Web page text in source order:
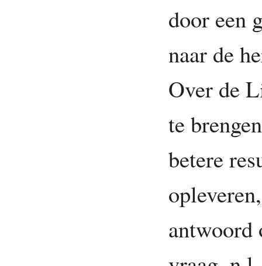
door een
naar de
Over de
te
betere
antwoord